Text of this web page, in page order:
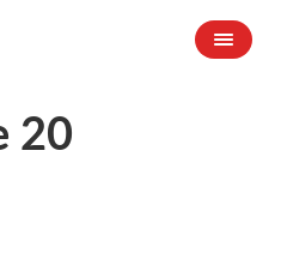
20